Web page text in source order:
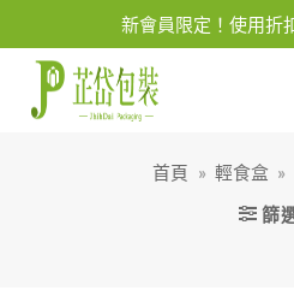
content
新會員限定！使用折
首頁 » 輕食盒 »
篩